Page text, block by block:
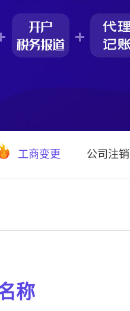
工商变更 公司注销
称